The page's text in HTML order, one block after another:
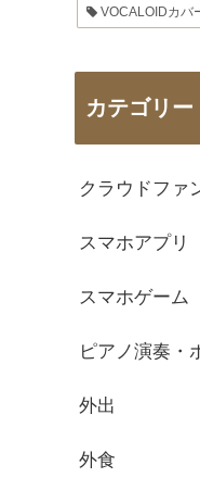
VOCALOIDカ
カテゴリー
クラウドファ
スマホアプリ
スマホゲーム
ピアノ演奏・
外出
外食